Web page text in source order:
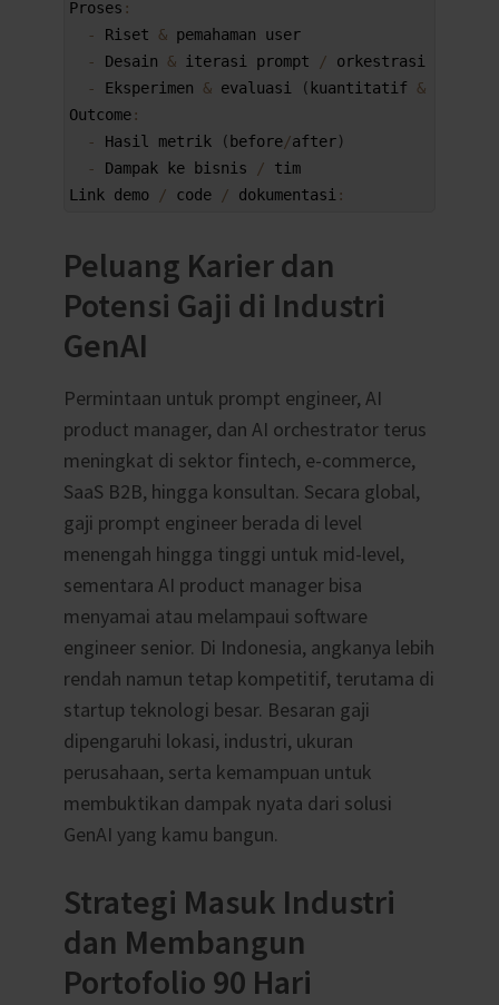
Proses :
-
Riset & pemahaman user
-
Desain & iterasi prompt /
orkestrasi
-
Eksperimen & evaluasi ( kuantitatif &
Outcome:
-
Hasil metrik ( before/after)
-
Dampak ke bisnis /
tim
Link demo / code / dokumentasi :
Peluang Karier dan
Potensi Gaji di Industri
GenAI
Permintaan untuk prompt engineer, AI
product manager, dan AI orchestrator terus
meningkat di sektor fintech, e-commerce,
SaaS B2B, hingga konsultan. Secara global,
gaji prompt engineer berada di level
menengah hingga tinggi untuk mid-level,
sementara AI product manager bisa
menyamai atau melampaui software
engineer senior. Di Indonesia, angkanya lebih
rendah namun tetap kompetitif, terutama di
startup teknologi besar. Besaran gaji
dipengaruhi lokasi, industri, ukuran
perusahaan, serta kemampuan untuk
membuktikan dampak nyata dari solusi
GenAI yang kamu bangun.
Strategi Masuk Industri
dan Membangun
Portofolio 90 Hari